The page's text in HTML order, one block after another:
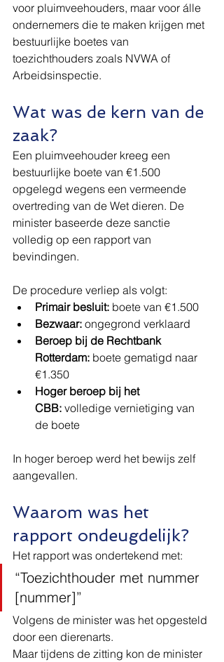
voor pluimveehouders, maar voor álle
ondernemers die te maken krijgen met
bestuurlijke boetes van
toezichthouders zoals NVWA of
Arbeidsinspectie.
Wat was de kern van de
zaak?
Een pluimveehouder kreeg een
bestuurlijke boete van €1.500
opgelegd wegens een vermeende
overtreding van de Wet dieren. De
minister baseerde deze sanctie
volledig op een rapport van
bevindingen.
De procedure verliep als volgt:
Primair besluit: boete van €1.500
Bezwaar: ongegrond verklaard
Beroep bij de Rechtbank
Rotterdam: boete gematigd naar
€1.350
Hoger beroep bij het
CBB: volledige vernietiging van
de boete
In hoger beroep werd het bewijs zelf
aangevallen.
Waarom was het
rapport ondeugdelijk?
Het rapport was ondertekend met:
“Toezichthouder met nummer
[nummer]”
Volgens de minister was het opgesteld
door een dierenarts.
Maar tijdens de zitting kon de minister